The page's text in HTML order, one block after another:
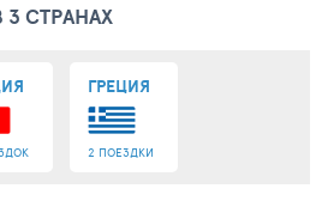
СТРАНАХ
ГРЕЦИЯ
2 ПОЕЗДКИ